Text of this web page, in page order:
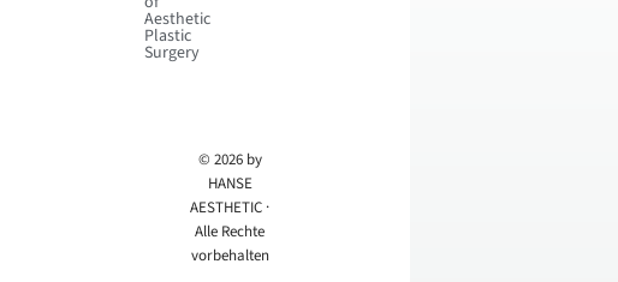
Aesthetic
Plastic
Surgery
© 2026 by
HANSE
AESTHETIC ·
Alle Rechte
vorbehalten